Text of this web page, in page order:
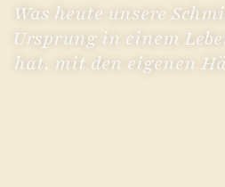
Was heute unsere
Ursprung in einem
hat, mit den eigenen